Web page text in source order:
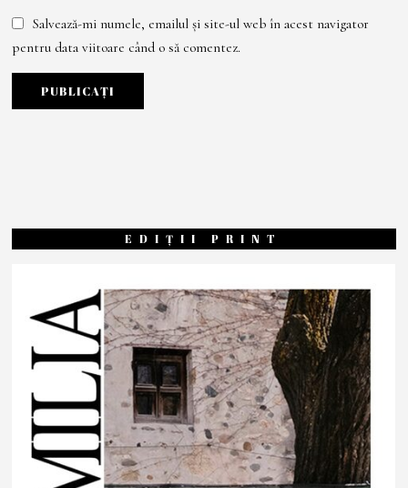
Salvează-mi numele, emailul și site-ul web în acest navigator
pentru data viitoare când o să comentez.
EDIȚII PRINT